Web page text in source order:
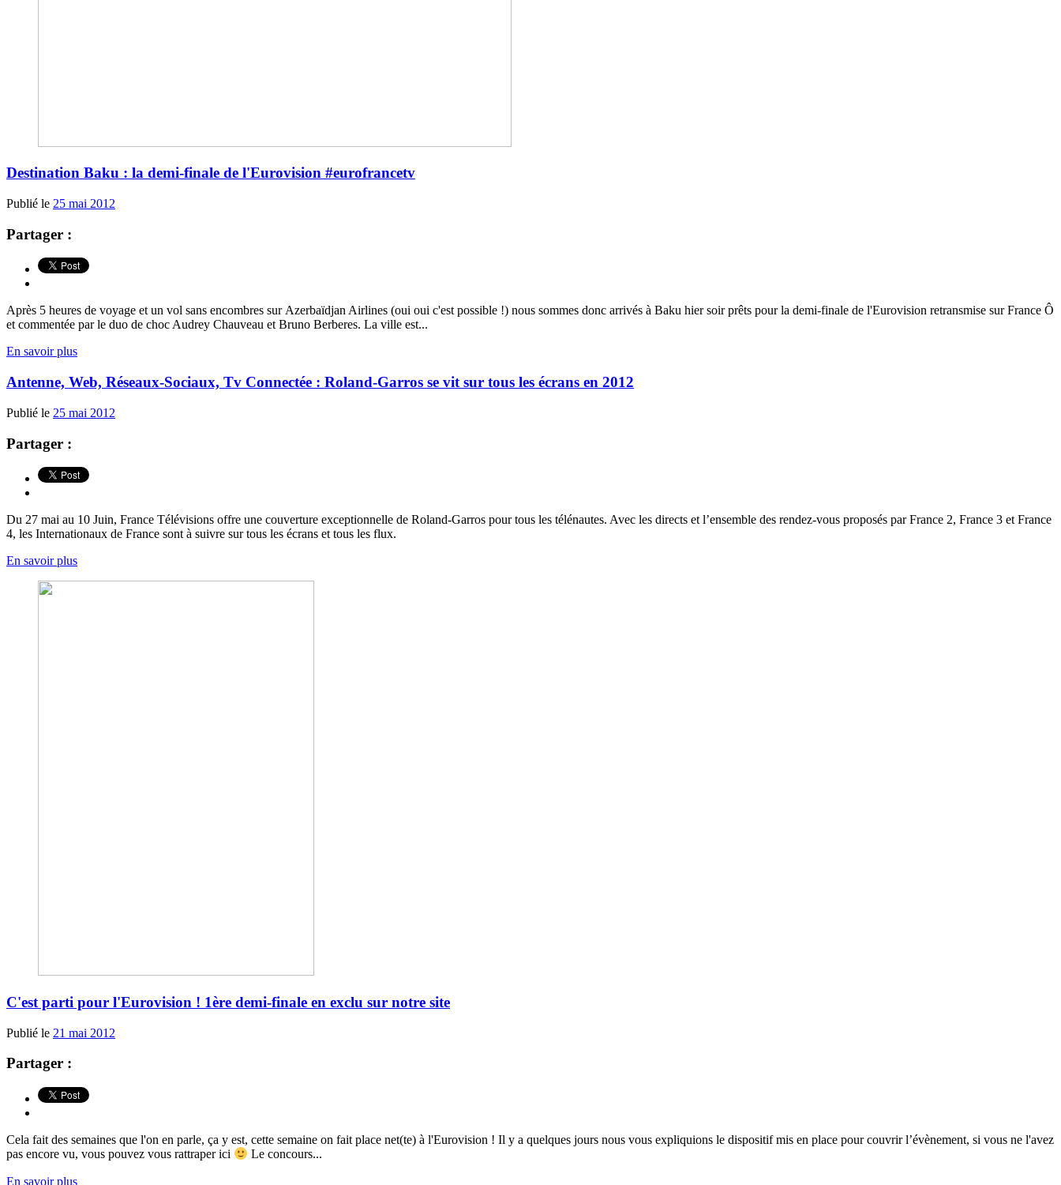
Destination Baku : la demi-finale de l'Eurovision #eurofrancetv
Publié le 25 mai 2012
Partager :
Après 5 heures de voyage et un vol sans encombres sur Azerbaïdjan Airlines (oui oui c'est possible !) nous sommes donc arrivés à Baku hier soir prêts pour la demi-finale de l'Eurovision retransmise sur France Ô
et commentée par le duo de choc Audrey Chauveau et Bruno Berberes. La ville est...
En savoir plus
Antenne, Web, Réseaux-Sociaux, Tv Connectée : Roland-Garros se vit sur tous les écrans en 2012
Publié le 25 mai 2012
Partager :
Du 27 mai au 10 Juin, France Télévisions offre une couverture exceptionnelle de Roland-Garros pour tous les télénautes. Avec les directs et l’ensemble des rendez-vous proposés par France 2, France 3 et France
4, les Internationaux de France sont à suivre sur tous les écrans et tous les flux.
En savoir plus
C'est parti pour l'Eurovision ! 1ère demi-finale en exclu sur notre site
Publié le 21 mai 2012
Partager :
Cela fait des semaines que l'on en parle, ça y est, cette semaine on fait place net(te) à l'Eurovision ! Il y a quelques jours nous vous expliquions le dispositif mis en place pour couvrir l’évènement, si vous ne l'avez
pas encore vu, vous pouvez vous rattraper ici
Le concours...
En savoir plus